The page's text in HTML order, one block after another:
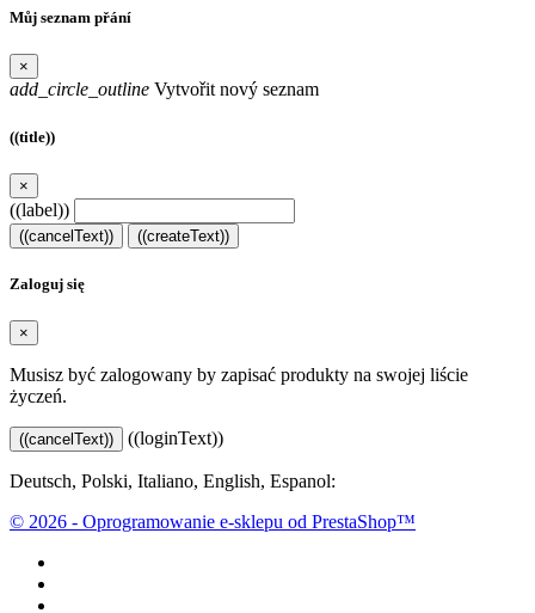
Můj seznam přání
×
add_circle_outline Vytvořit nový seznam
((title))
×
((label))
((cancelText)) ((createText))
Zaloguj się
×
Musisz być zalogowany by zapisać produkty na swojej liście
życzeń.
((cancelText)) ((loginText))
Deutsch, Polski, Italiano, English, Espanol:
© 2026 - Oprogramowanie e-sklepu od PrestaShop™